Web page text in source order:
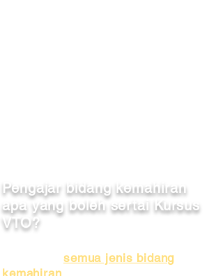
Pengajar bidang kemahiran
apa yang boleh sertai Kursus
VTO?
semua jenis bidang
kemahiran